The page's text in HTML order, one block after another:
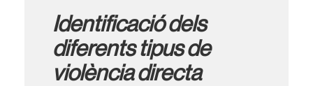
Identificació dels
diferents tipus de
violència directa